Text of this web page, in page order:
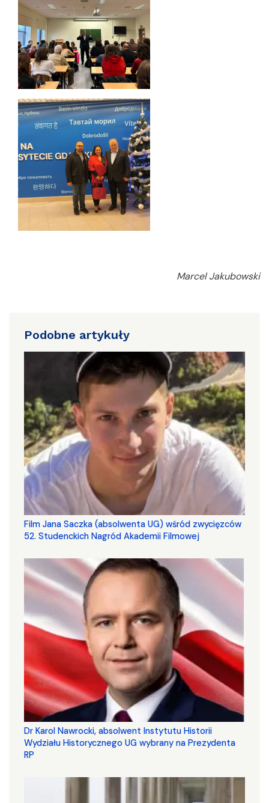
Marcel Jakubowski
Podobne artykuły
Film Jana Saczka (absolwenta UG) wśród zwycięzców
52. Studenckich Nagród Akademii Filmowej
Dr Karol Nawrocki, absolwent Instytutu Historii
Wydziału Historycznego UG wybrany na Prezydenta
RP